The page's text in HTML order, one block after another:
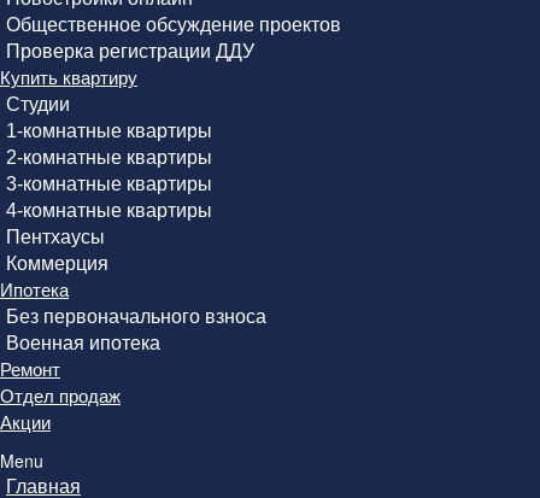
Общественное обсуждение проектов
Проверка регистрации ДДУ
Купить квартиру
Студии
1-комнатные квартиры
2-комнатные квартиры
3-комнатные квартиры
4-комнатные квартиры
Пентхаусы
Коммерция
Ипотека
Без первоначального взноса
Военная ипотека
Ремонт
Отдел продаж
Акции
Menu
Главная